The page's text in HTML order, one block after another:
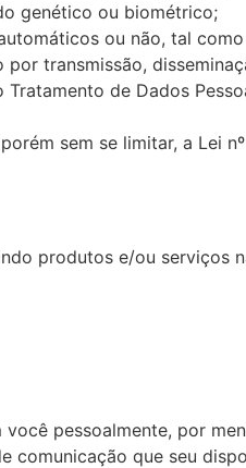
genético ou biométrico;
ou não, tal
transmissão,
de Dados
sem se limitar, a Lei
produtos e/ou serviços
pessoalmente, por
comunicação que seu